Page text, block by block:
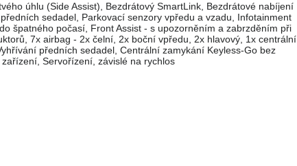
úhlu (Side Assist), Bezdrátový SmartLink, Bezdrátové nabíjení
sedadel, Parkovací senzory vpředu a vzadu, Infotainment
špatného počasí, Front Assist - s upozorněním a zabrzděním při
7x airbag - 2x čelní, 2x boční vpředu, 2x hlavový, 1x centrální
předních sedadel, Centrální zamykání Keyless-Go bez
Servořízení, závislé na rychlos